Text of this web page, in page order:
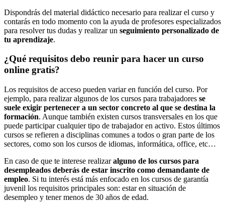
Dispondrás del material didáctico necesario para realizar el curso y
contarás en todo momento con la ayuda de profesores especializados
para resolver tus dudas y realizar un seguimiento personalizado de
tu aprendizaje.
¿Qué requisitos debo reunir para hacer un curso
online gratis?
Los requisitos de acceso pueden variar en función del curso. Por
ejemplo, para realizar algunos de los cursos para trabajadores se
suele exigir pertenecer a un sector concreto al que se destina la
formación. Aunque también existen cursos transversales en los que
puede participar cualquier tipo de trabajador en activo. Estos últimos
cursos se refieren a disciplinas comunes a todos o gran parte de los
sectores, como son los cursos de idiomas, informática, office, etc…
En caso de que te interese realizaralguno de los cursos para
desempleados deberás de estar inscrito como demandante de
empleo. Si tu interés está más enfocado en los cursos de garantía
juvenil los requisitos principales son: estar en situación de
desempleo y tener menos de 30 años de edad.